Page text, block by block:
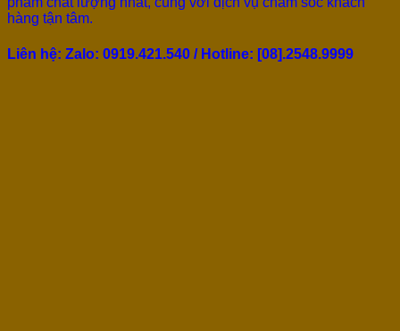
hàng tận tâm.
Liên hệ: Zalo: 0919.421.540 / Hotline: [08].2548.9999